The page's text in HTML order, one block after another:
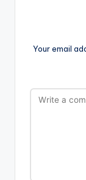
Your email